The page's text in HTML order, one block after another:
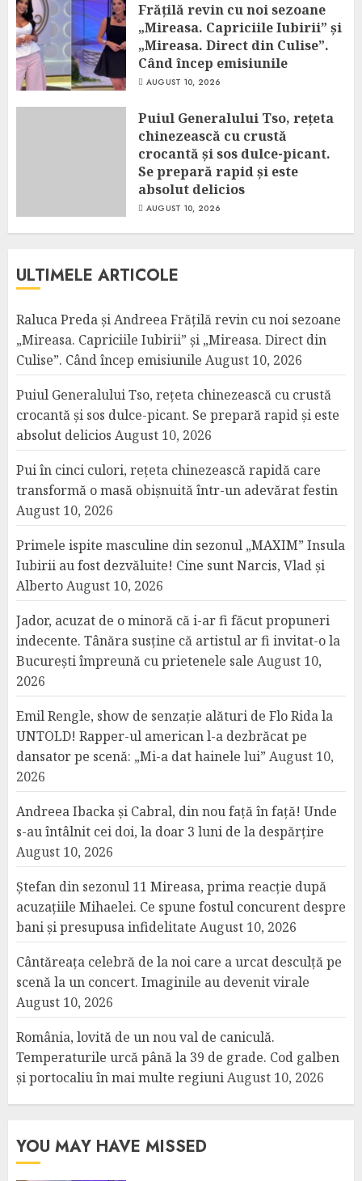
Frățilă revin cu noi sezoane
„Mireasa. Capriciile Iubirii” și
„Mireasa. Direct din Culise”.
Când încep emisiunile
AUGUST 10, 2026
Puiul Generalului Tso, rețeta
chinezească cu crustă
crocantă și sos dulce-picant.
Se prepară rapid și este
absolut delicios
AUGUST 10, 2026
ULTIMELE ARTICOLE
Raluca Preda și Andreea Frățilă revin cu noi sezoane
„Mireasa. Capriciile Iubirii” și „Mireasa. Direct din
Culise”. Când încep emisiunile August 10, 2026
Puiul Generalului Tso, rețeta chinezească cu crustă
crocantă și sos dulce-picant. Se prepară rapid și este
absolut delicios August 10, 2026
Pui în cinci culori, rețeta chinezească rapidă care
transformă o masă obișnuită într-un adevărat festin
August 10, 2026
Primele ispite masculine din sezonul „MAXIM” Insula
Iubirii au fost dezvăluite! Cine sunt Narcis, Vlad și
AlbertoAugust 10, 2026
Jador, acuzat de o minoră că i-ar fi făcut propuneri
indecente. Tânăra susține că artistul ar fi invitat-o la
București împreună cu prietenele sale August 10,
2026
Emil Rengle, show de senzație alături de Flo Rida la
UNTOLD! Rapper-ul american l-a dezbrăcat pe
dansator pe scenă: „Mi-a dat hainele lui” August 10,
2026
Andreea Ibacka și Cabral, din nou față în față! Unde
s-au întâlnit cei doi, la doar 3 luni de la despărțire
August 10, 2026
Ștefan din sezonul 11 Mireasa, prima reacție după
acuzațiile Mihaelei. Ce spune fostul concurent despre
bani și presupusa infidelitate August 10, 2026
Cântăreața celebră de la noi care a urcat desculță pe
scenă la un concert. Imaginile au devenit virale
August 10, 2026
România, lovită de un nou val de caniculă.
Temperaturile urcă până la 39 de grade. Cod galben
și portocaliu în mai multe regiuniAugust 10, 2026
YOU MAY HAVE MISSED